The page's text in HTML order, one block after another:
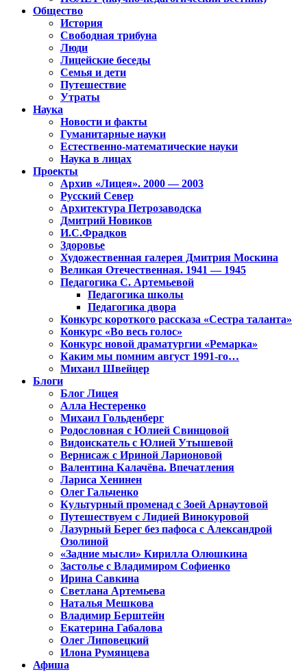
Общество
История
Свободная трибуна
Люди
Лицейские беседы
Семья и дети
Путешествие
Утраты
Наука
Новости и факты
Гуманитарные науки
Естественно-математические науки
Наука в лицах
Проекты
Архив «Лицея». 2000 — 2003
Русский Север
Архитектура Петрозаводска
Дмитрий Новиков
И.С.Фрадков
Здоровье
Художественная галерея Дмитрия Москина
Великая Отечественная. 1941 — 1945
Педагогика С. Артемьевой
Педагогика школы
Педагогика двора
Конкурс короткого рассказа «Сестра таланта»
Конкурс «Во весь голос»
Конкурс новой драматургии «Ремарка»
Каким мы помним август 1991-го…
Михаил Швейцер
Блоги
Блог Лицея
Алла Нестеренко
Михаил Гольденберг
Родословная с Юлией Свинцовой
Видоискатель с Юлией Утышевой
Вернисаж с Ириной Ларионовой
Валентина Калачёва. Впечатления
Лариса Хенинен
Олег Гальченко
Культурный променад с Зоей Арнаутовой
Путешествуем с Лидией Винокуровой
Лазурный Берег без пафоса с Александрой
Озолиной
«Задние мысли» Кирилла Олюшкина
Застолье с Владимиром Софиенко
Ирина Савкина
Светлана Артемьева
Наталья Мешкова
Владимир Берштейн
Екатерина Габалова
Олег Липовецкий
Илона Румянцева
Афиша